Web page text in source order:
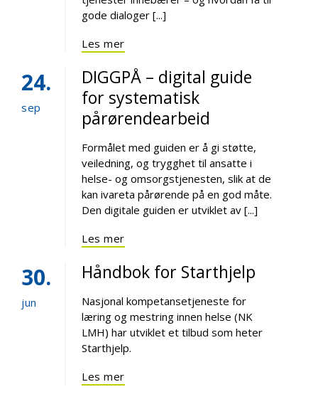
gode dialoger [...]
Les mer
24
sep
DIGGPÅ – digital guide
for systematisk
pårørendearbeid
Formålet med guiden er å gi støtte,
veiledning, og trygghet til ansatte i
helse- og omsorgstjenesten, slik at de
kan ivareta pårørende på en god måte.
Den digitale guiden er utviklet av [...]
Les mer
30
jun
Håndbok for Starthjelp
Nasjonal kompetansetjeneste for
læring og mestring innen helse (NK
LMH) har utviklet et tilbud som heter
Starthjelp.
Les mer